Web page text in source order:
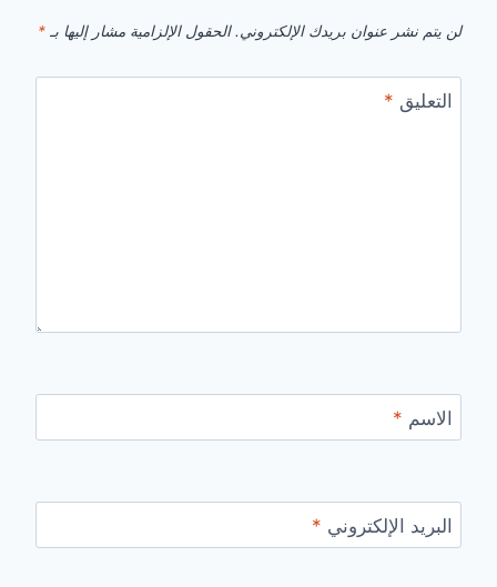
لن يتم نشر عنوان بريدك الإلكتروني. الحقول الإلزامية مشار إليها بـ *
التعليق *
الاسم *
البريد الإلكتروني *